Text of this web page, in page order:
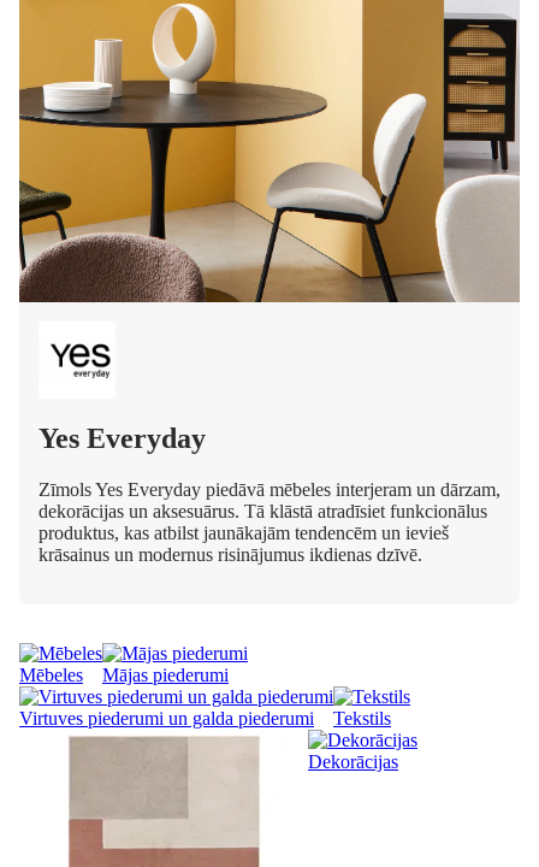
Yes Everyday
Zīmols Yes Everyday piedāvā mēbeles interjeram un dārzam,
dekorācijas un aksesuārus. Tā klāstā atradīsiet funkcionālus
produktus, kas atbilst jaunākajām tendencēm un ievieš
krāsainus un modernus risinājumus ikdienas dzīvē.
Mēbeles Mājas piederumi
Virtuves piederumi un galda piederumi Tekstils
Dekorācijas